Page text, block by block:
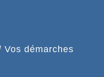
Vos démarches